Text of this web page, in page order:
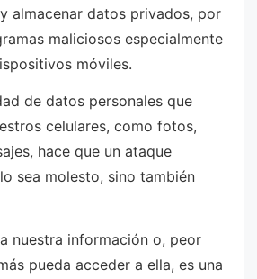
almacenar datos privados, por
maliciosos especialmente
móviles.
de datos personales que
celulares, como fotos,
hace que un ataque
sea molesto, sino también
nuestra información o, peor
pueda acceder a ella, es una